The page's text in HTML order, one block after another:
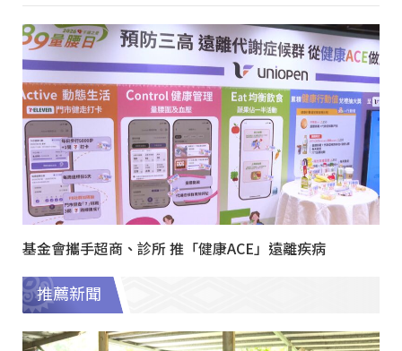
基金會攜手超商、診所 推「健康ACE」遠離疾病
推薦新聞